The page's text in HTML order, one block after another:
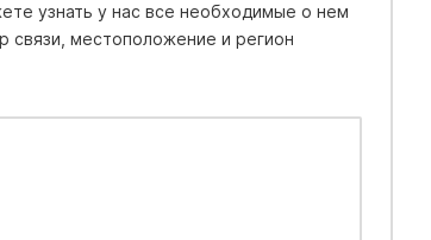
узнать у нас все необходимые о нем
местоположение и регион